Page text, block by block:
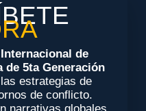
de
de 5ta Generación
estrategias de
de conflicto.
narrativas globales